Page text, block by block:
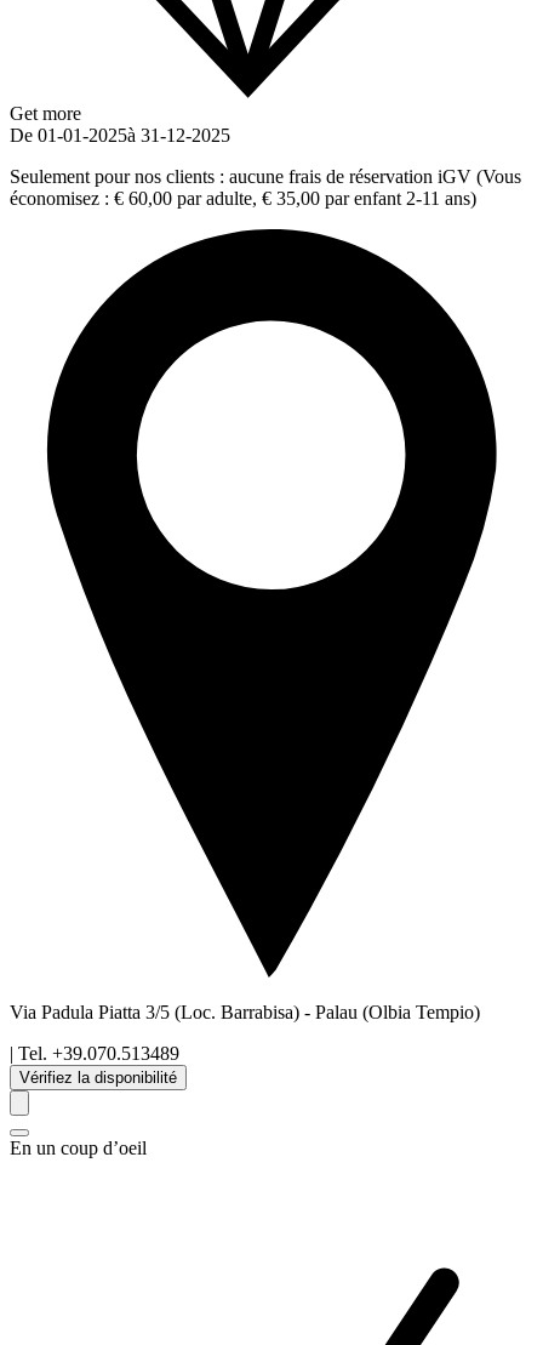
Get more
De 01-01-2025à 31-12-2025
Seulement pour nos clients : aucune frais de réservation iGV (Vous
économisez : € 60,00 par adulte, € 35,00 par enfant 2-11 ans)
Via Padula Piatta 3/5 (Loc. Barrabisa) - Palau (Olbia Tempio)
| Tel. +39.070.513489
Vérifiez la disponibilité
En un coup d’oeil